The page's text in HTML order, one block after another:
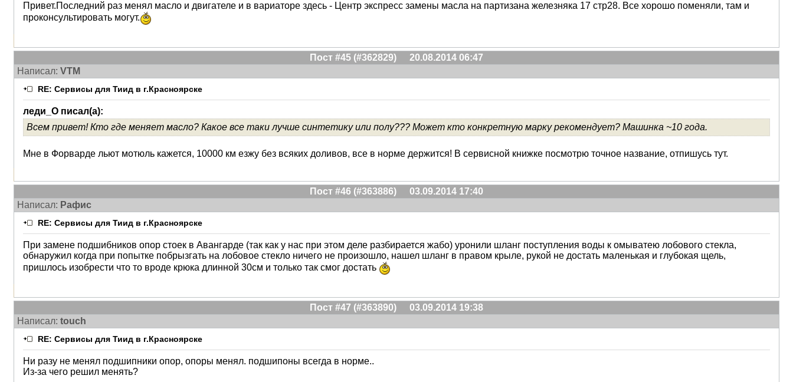
Привет.Последний раз менял масло и двигателе и в вариаторе здесь - Центр экспресс замены масла на партизана железняка 17 стр28. Все хорошо поменяли, там и
проконсультировать могут.
Пост #45 (#362829)
20.08.2014 06:47
Написал: VTM
RE: Сервисы для Тиид в г.Красноярске
леди_О писал(а):
Всем привет! Кто где меняет масло? Какое все таки лучше синтетику или полу??? Может кто конкретную марку рекомендует? Машинка ~10 года.
Мне в Форварде льют мотюль кажется, 10000 км езжу без всяких доливов, все в норме держится! В сервисной книжке посмотрю точное название, отпишусь тут.
Пост #46 (#363886)
03.09.2014 17:40
Написал: Рафис
RE: Сервисы для Тиид в г.Красноярске
При замене подшибников опор стоек в Авангарде (так как у нас при этом деле разбирается жабо) уронили шланг поступления воды к омыватею лобового стекла,
обнаружил когда при попытке побрызгать на лобовое стекло ничего не произошло, нашел шланг в правом крыле, рукой не достать маленькая и глубокая щель,
пришлось изобрести что то вроде крюка длинной 30см и только так смог достать
Пост #47 (#363890)
03.09.2014 19:38
Написал: touch
RE: Сервисы для Тиид в г.Красноярске
Ни разу не менял подшипники опор, опоры менял. подшипоны всегда в норме..
Из-за чего решил менять?